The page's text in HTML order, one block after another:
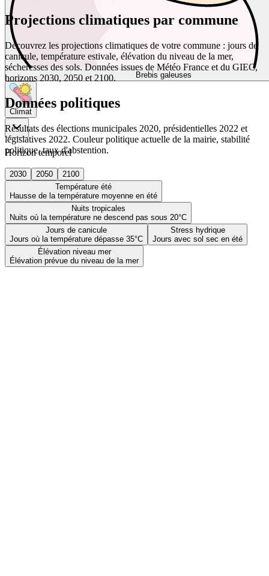
Brebis galeuses
Climat
Horizon temporel
2030 2050
2100
Température été
Hausse de la température moyenne en été
Nuits tropicales
Nuits où la température ne descend pas sous 20°C
Jours de canicule
Jours où la température dépasse 35°C
Stress hydrique
Jours avec sol sec en été
Élévation niveau mer
Élévation prévue du niveau de la mer
Projections climatiques par commune
Découvrez les projections climatiques de votre commune : jours de
canicule, température estivale, élévation du niveau de la mer,
sécheresses des sols. Données issues de Météo France et du GIEC,
horizons 2030, 2050 et 2100.
Données politiques
Résultats des élections municipales 2020, présidentielles 2022 et
législatives 2022. Couleur politique actuelle de la mairie, stabilité
politique, taux d'abstention.